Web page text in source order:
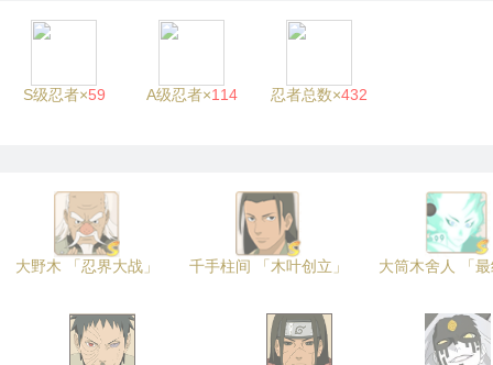
S级忍者×59 A级忍者×114 忍者总数×432
大野木 「忍界大战」 千手柱间 「木叶创立」 大筒木舍人 「